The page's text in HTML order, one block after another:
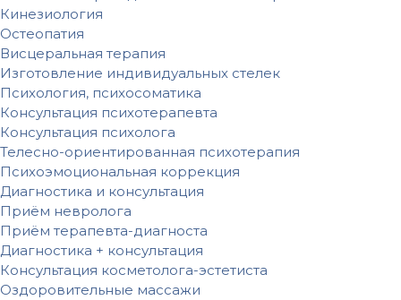
Кинезиология
Остеопатия
Висцеральная терапия
Изготовление индивидуальных стелек
Психология, психосоматика
Консультация психотерапевта
Консультация психолога
Телесно-ориентированная психотерапия
Психоэмоциональная коррекция
Диагностика и консультация
Приём невролога
Приём терапевта-диагноста
Диагностика + консультация
Консультация косметолога-эстетиста
Оздоровительные массажи